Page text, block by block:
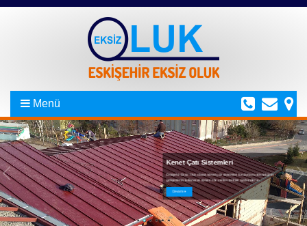
Menü
Kenet Çatı Sistemleri
Eskişehir Eksiz Oluk olarak kenet çatı sistemleri kurulumunu teknolojinin
gelişimlerini kullanarak sizlere söz verilen tarihler içerisinden e...
Devamı
Yağmur İniş Sistemleri
Firmamız yağmur iniş sistemleri imalat hizmetinin yanı sıra, istenilen her
renkte yağmur iniş sistemi kurulumu gerçekleştirebilmektedir. Yağmur inişler...
Devamı